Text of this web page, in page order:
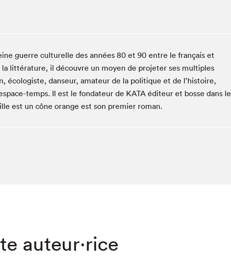
Le Salon dans ta classe
Liseur Public
Matinées scolaires Hydro-Québec
guerre culturelle des années 80 et 90 entre le français et
la littérature, il découvre un moyen de projeter ses multiples
écologiste, danseur, amateur de la politique et de l’histoire,
temps. Il est le fondateur de KATA éditeur et bosse dans le
est un cône orange est son premier roman.
auteur·rice